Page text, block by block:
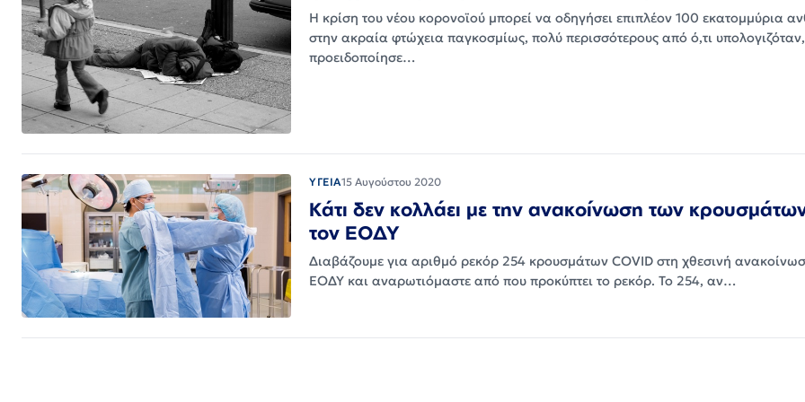
Η κρίση του νέου κορονοϊού μπορεί να οδηγήσει επιπλέον 100 εκατομμύρια
στην ακραία φτώχεια παγκοσμίως, πολύ περισσότερους από ό,τι υπολογιζόταν,
προειδοποίησε…
ΥΓΕΙΑ15 Αυγούστου 2020
Κάτι δεν κολλάει με την ανακοίνωση των
τον ΕΟΔΥ
Διαβάζουμε για αριθμό ρεκόρ 254 κρουσμάτων COVID στη χθεσινή
ΕΟΔΥ και αναρωτιόμαστε από που προκύπτει το ρεκόρ. Το 254, αν…